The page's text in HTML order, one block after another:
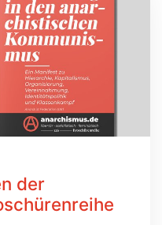
der